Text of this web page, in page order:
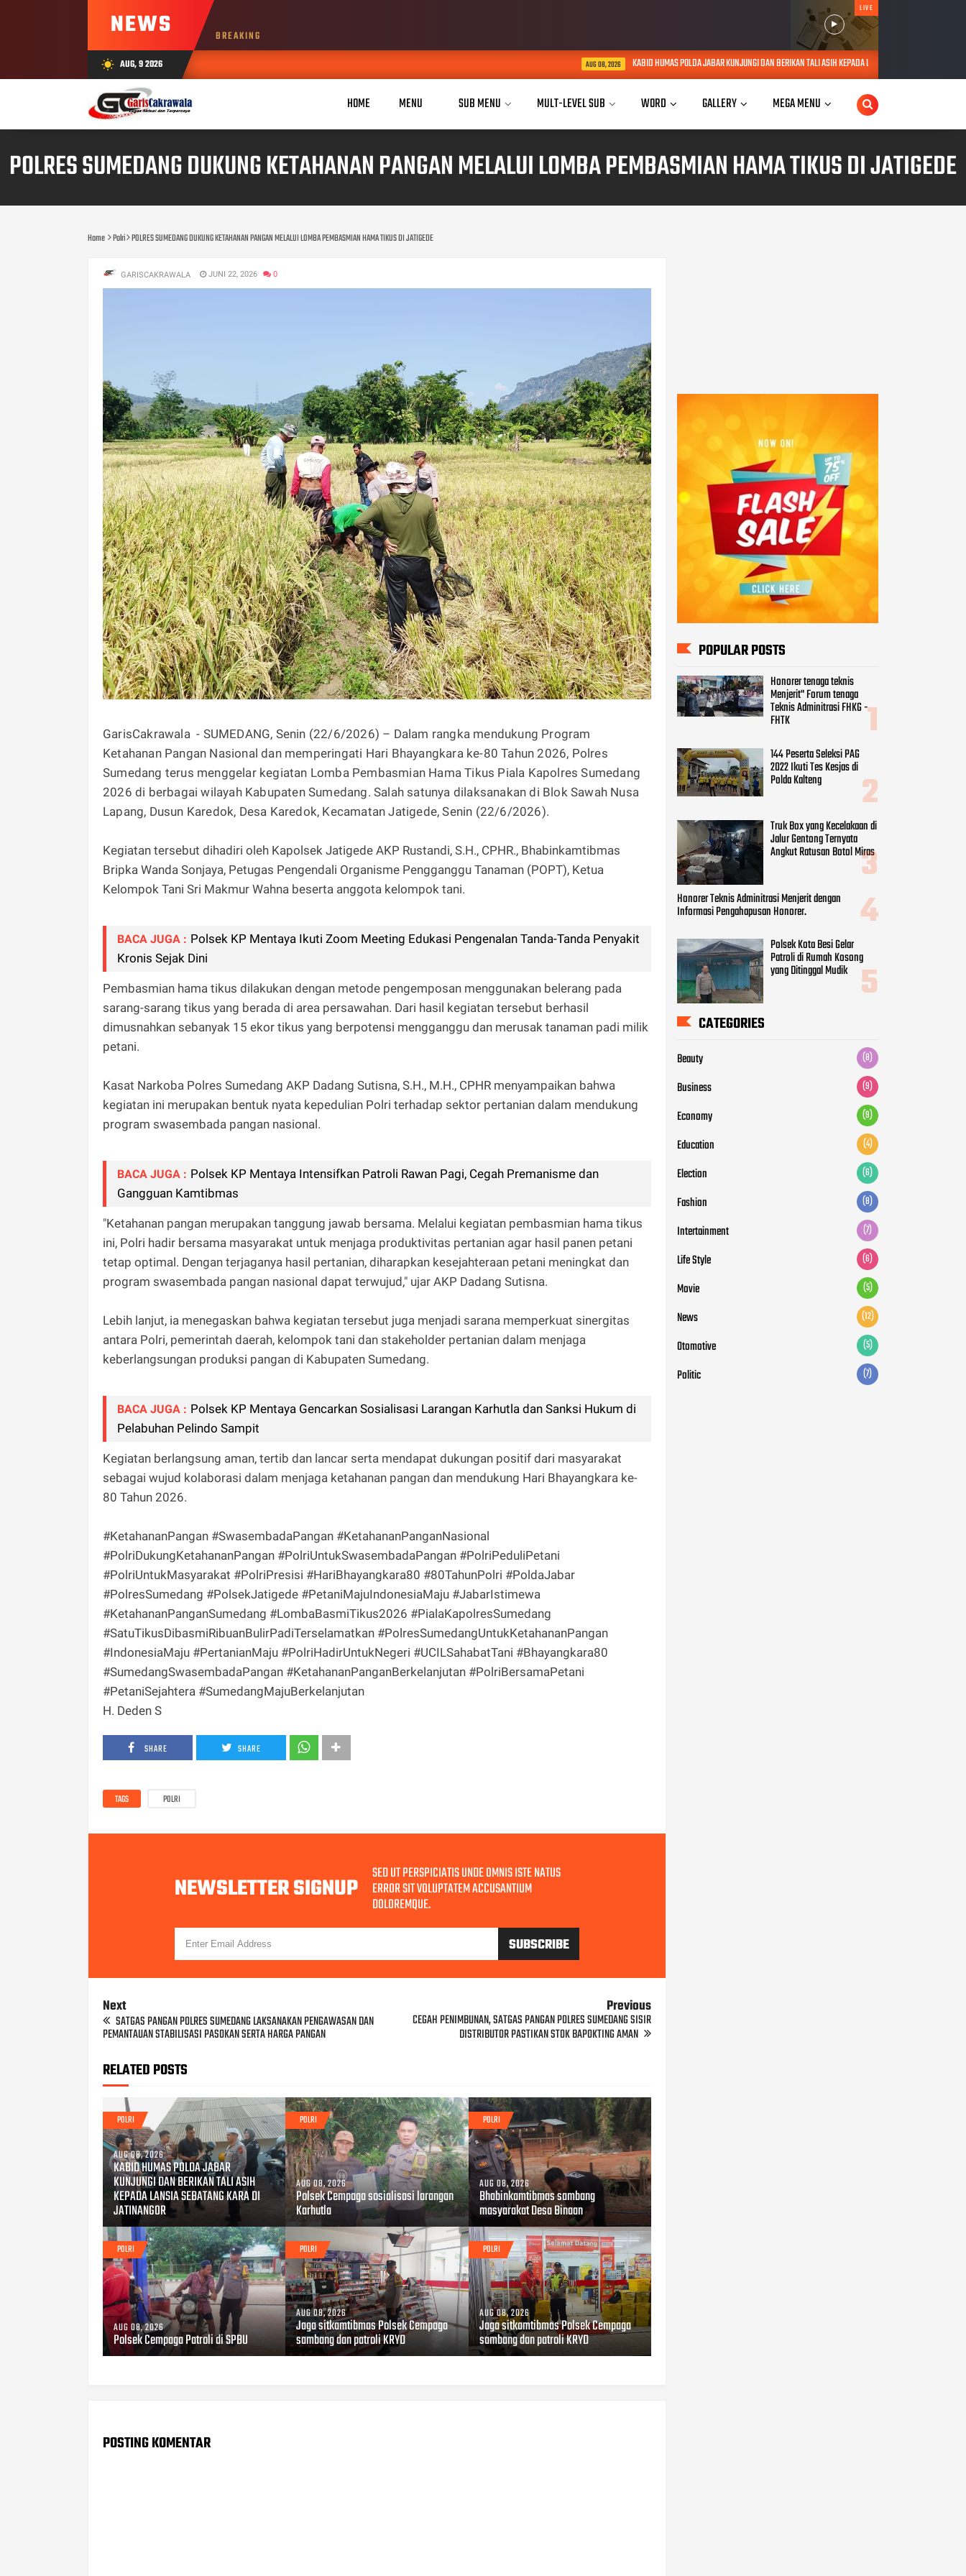
NEWS BREAKING
LIVE
wb_sunny AUG, 9 2026 KABID HUMAS POLDA JABAR KUNJUNGI DAN BERIKAN TALI ASIH KEPADA LANSIA SEBATANG KARA DI JATINANGOR
HOME MENU SUB MENU MULT-LEVEL SUB WORD GALLERY MEGA MENU
POLRES SUMEDANG DUKUNG KETAHANAN PANGAN MELALUI LOMBA PEMBASMIAN HAMA TIKUS DI JATIGEDE
Home Polri POLRES SUMEDANG DUKUNG KETAHANAN PANGAN MELALUI LOMBA PEMBASMIAN HAMA TIKUS DI JATIGEDE
GARISCAKRAWALA JUNI 22, 2026 0
GarisCakrawala - SUMEDANG, Senin (22/6/2026) – Dalam rangka mendukung Program
Ketahanan Pangan Nasional dan memperingati Hari Bhayangkara ke-80 Tahun 2026, Polres
Sumedang terus menggelar kegiatan Lomba Pembasmian Hama Tikus Piala Kapolres Sumedang
2026 di berbagai wilayah Kabupaten Sumedang. Salah satunya dilaksanakan di Blok Sawah Nusa
Lapang, Dusun Karedok, Desa Karedok, Kecamatan Jatigede, Senin (22/6/2026).
Kegiatan tersebut dihadiri oleh Kapolsek Jatigede AKP Rustandi, S.H., CPHR., Bhabinkamtibmas
Bripka Wanda Sonjaya, Petugas Pengendali Organisme Pengganggu Tanaman (POPT), Ketua
Kelompok Tani Sri Makmur Wahna beserta anggota kelompok tani.
BACA JUGA : Polsek KP Mentaya Ikuti Zoom Meeting Edukasi Pengenalan Tanda-Tanda Penyakit
Kronis Sejak Dini
Pembasmian hama tikus dilakukan dengan metode pengemposan menggunakan belerang pada
sarang-sarang tikus yang berada di area persawahan. Dari hasil kegiatan tersebut berhasil
dimusnahkan sebanyak 15 ekor tikus yang berpotensi mengganggu dan merusak tanaman padi milik
petani.
Kasat Narkoba Polres Sumedang AKP Dadang Sutisna, S.H., M.H., CPHR menyampaikan bahwa
kegiatan ini merupakan bentuk nyata kepedulian Polri terhadap sektor pertanian dalam mendukung
program swasembada pangan nasional.
BACA JUGA : Polsek KP Mentaya Intensifkan Patroli Rawan Pagi, Cegah Premanisme dan
Gangguan Kamtibmas
"Ketahanan pangan merupakan tanggung jawab bersama. Melalui kegiatan pembasmian hama tikus
ini, Polri hadir bersama masyarakat untuk menjaga produktivitas pertanian agar hasil panen petani
tetap optimal. Dengan terjaganya hasil pertanian, diharapkan kesejahteraan petani meningkat dan
program swasembada pangan nasional dapat terwujud," ujar AKP Dadang Sutisna.
Lebih lanjut, ia menegaskan bahwa kegiatan tersebut juga menjadi sarana memperkuat sinergitas
antara Polri, pemerintah daerah, kelompok tani dan stakeholder pertanian dalam menjaga
keberlangsungan produksi pangan di Kabupaten Sumedang.
BACA JUGA : Polsek KP Mentaya Gencarkan Sosialisasi Larangan Karhutla dan Sanksi Hukum di
Pelabuhan Pelindo Sampit
Kegiatan berlangsung aman, tertib dan lancar serta mendapat dukungan positif dari masyarakat
sebagai wujud kolaborasi dalam menjaga ketahanan pangan dan mendukung Hari Bhayangkara ke-
80 Tahun 2026.
#KetahananPangan #SwasembadaPangan #KetahananPanganNasional
#PolriDukungKetahananPangan #PolriUntukSwasembadaPangan #PolriPeduliPetani
#PolriUntukMasyarakat #PolriPresisi #HariBhayangkara80 #80TahunPolri #PoldaJabar
#PolresSumedang #PolsekJatigede #PetaniMajuIndonesiaMaju #JabarIstimewa
#KetahananPanganSumedang #LombaBasmiTikus2026 #PialaKapolresSumedang
#SatuTikusDibasmiRibuanBulirPadiTerselamatkan #PolresSumedangUntukKetahananPangan
#IndonesiaMaju #PertanianMaju #PolriHadirUntukNegeri #UCILSahabatTani #Bhayangkara80
#SumedangSwasembadaPangan #KetahananPanganBerkelanjutan #PolriBersamaPetani
#PetaniSejahtera #SumedangMajuBerkelanjutan
H. Deden S
SHARE SHARE
TAGS POLRI
NEWSLETTER SIGNUP SED UT PERSPICIATIS UNDE OMNIS ISTE NATUS
ERROR SIT VOLUPTATEM ACCUSANTIUM
DOLOREMQUE.
Next
SATGAS PANGAN POLRES SUMEDANG LAKSANAKAN PENGAWASAN DAN
PEMANTAUAN STABILISASI PASOKAN SERTA HARGA PANGAN
Previous
CEGAH PENIMBUNAN, SATGAS PANGAN POLRES SUMEDANG SISIR
DISTRIBUTOR PASTIKAN STOK BAPOKTING AMAN
RELATED POSTS
POLRI
AUG 08, 2026
KABID HUMAS POLDA JABAR
KUNJUNGI DAN BERIKAN TALI ASIH
KEPADA LANSIA SEBATANG KARA DI
JATINANGOR
POLRI
AUG 08, 2026
Polsek Cempaga sosialisasi larangan
Karhutla
POLRI
AUG 08, 2026
Bhabinkamtibmas sambang
masyarakat Desa Binaan
POLRI
AUG 08, 2026
Polsek Cempaga Patroli di SPBU
POLRI
AUG 08, 2026
Jaga sitkamtibmas Polsek Cempaga
sambang dan patroli KRYD
POLRI
AUG 08, 2026
Jaga sitkamtibmas Polsek Cempaga
sambang dan patroli KRYD
POSTING KOMENTAR
POPULAR POSTS
Honorer tenaga teknis
Menjerit" Forum tenaga
Teknis Adminitrasi FHKG -
FHTK
144 Peserta Seleksi PAG
2022 Ikuti Tes Kesjas di
Polda Kalteng
Truk Box yang Kecelakaan di
Jalur Gentong Ternyata
Angkut Ratusan Botol Miras
Informasi Pengahapusan Honorer.
Polsek Kota Besi Gelar
Patroli di Rumah Kosong
CATEGORIES
Beauty
Business (9)
Economy
Education (4)
Election
Intertainment (7)
Life Style (6)
Movie (5)
News (12)
Otomotive (5)
Politic (7)